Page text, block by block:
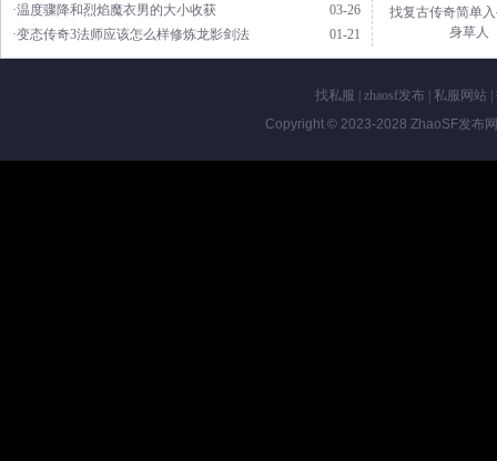
03-26
·温度骤降和烈焰魔衣男的大小收获
01-21
·变态传奇3法师应该怎么样修炼龙影剑法
找复古传奇简单
身草人
找私服 zhaosf发布 私服网站
Copyright © 2023-2028 ZhaoSF发布网